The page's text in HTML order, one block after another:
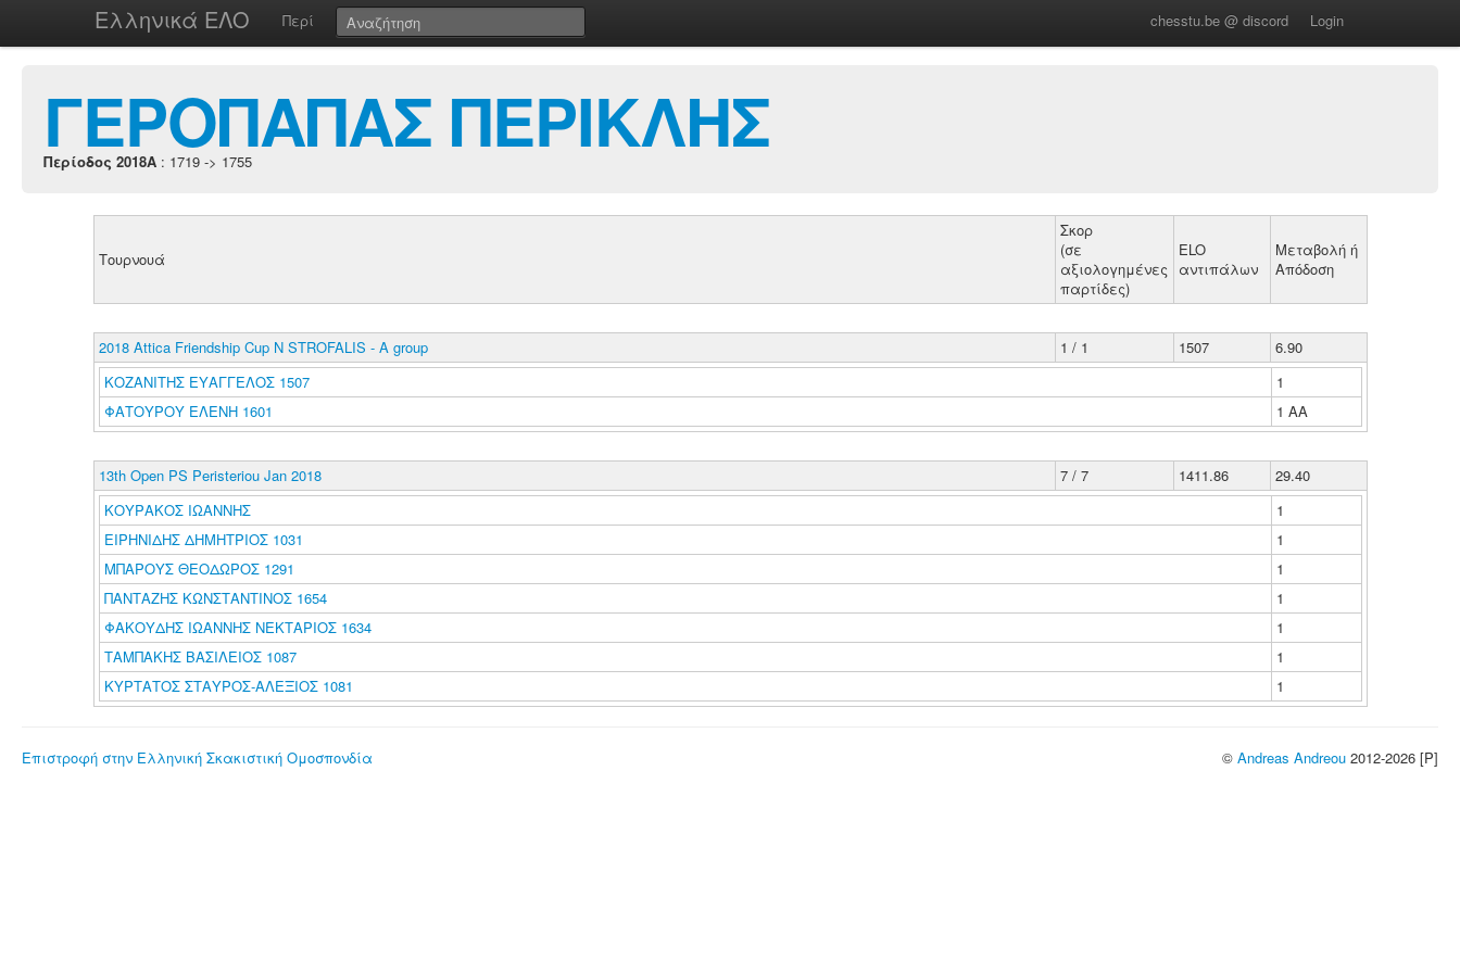
Ελληνικά ΕΛΟ Περί chesstu.be @ discord Login
ΓΕΡΟΠΑΠΑΣ ΠΕΡΙΚΛΗΣ
Περίοδος 2018A : 1719 -> 1755
Τουρνουά
Σκορ
(σε
αξιολογημένες
παρτίδες)
ELO
αντιπάλων
Μεταβολή ή
Απόδοση
2018 Attica Friendship Cup N STROFALIS - A group 1 / 1 1507
6.90
ΚΟΖΑΝΙΤΗΣ ΕΥΑΓΓΕΛΟΣ 1507
1
ΦΑΤΟΥΡΟΥ ΕΛΕΝΗ 1601
1 ΑΑ
13th Open PS Peristeriou Jan 2018 7 / 7 1411.86
29.40
ΚΟΥΡΑΚΟΣ ΙΩΑΝΝΗΣ
1
ΕΙΡΗΝΙΔΗΣ ΔΗΜΗΤΡΙΟΣ 1031
1
ΜΠΑΡΟΥΣ ΘΕΟΔΩΡΟΣ 1291
1
ΠΑΝΤΑΖΗΣ ΚΩΝΣΤΑΝΤΙΝΟΣ 1654
1
ΦΑΚΟΥΔΗΣ ΙΩΑΝΝΗΣ ΝΕΚΤΑΡΙΟΣ 1634
1
ΤΑΜΠΑΚΗΣ ΒΑΣΙΛΕΙΟΣ 1087
1
ΚΥΡΤΑΤΟΣ ΣΤΑΥΡΟΣ-ΑΛΕΞΙΟΣ 1081
1
Επιστροφή στην Ελληνική Σκακιστική Ομοσπονδία © Andreas Andreou 2012-2026 [P]